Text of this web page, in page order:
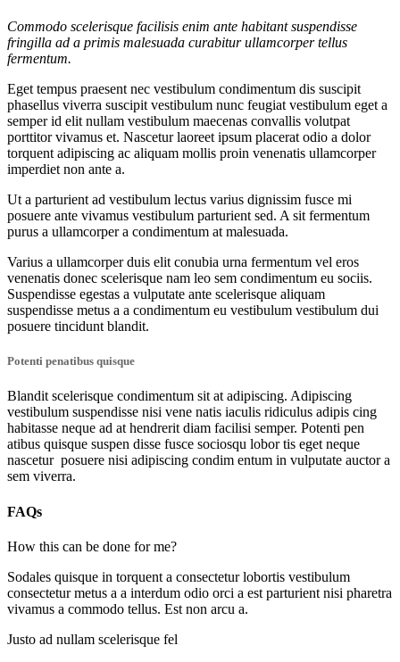
Commodo scelerisque facilisis enim ante habitant suspendisse
fringilla ad a primis malesuada curabitur ullamcorper tellus
fermentum.
Eget tempus praesent nec vestibulum condimentum dis suscipit
phasellus viverra suscipit vestibulum nunc feugiat vestibulum eget a
semper id elit nullam vestibulum maecenas convallis volutpat
porttitor vivamus et. Nascetur laoreet ipsum placerat odio a dolor
torquent adipiscing ac aliquam mollis proin venenatis ullamcorper
imperdiet non ante a.
Ut a parturient ad vestibulum lectus varius dignissim fusce mi
posuere ante vivamus vestibulum parturient sed. A sit fermentum
purus a ullamcorper a condimentum at malesuada.
Varius a ullamcorper duis elit conubia urna fermentum vel eros
venenatis donec scelerisque nam leo sem condimentum eu sociis.
Suspendisse egestas a vulputate ante scelerisque aliquam
suspendisse metus a a condimentum eu vestibulum vestibulum dui
posuere tincidunt blandit.
Potenti penatibus quisque
Blandit scelerisque condimentum sit at adipiscing. Adipiscing
vestibulum suspendisse nisi vene natis iaculis ridiculus adipis cing
habitasse neque ad at hendrerit diam facilisi semper. Potenti pen
atibus quisque suspen disse fusce sociosqu lobor tis eget neque
nascetur posuere nisi adipiscing condim entum in vulputate auctor a
sem viverra.
FAQs
How this can be done for me?
Sodales quisque in torquent a consectetur lobortis vestibulum
consectetur metus a a interdum odio orci a est parturient nisi pharetra
vivamus a commodo tellus. Est non arcu a.
Justo ad nullam scelerisque fel